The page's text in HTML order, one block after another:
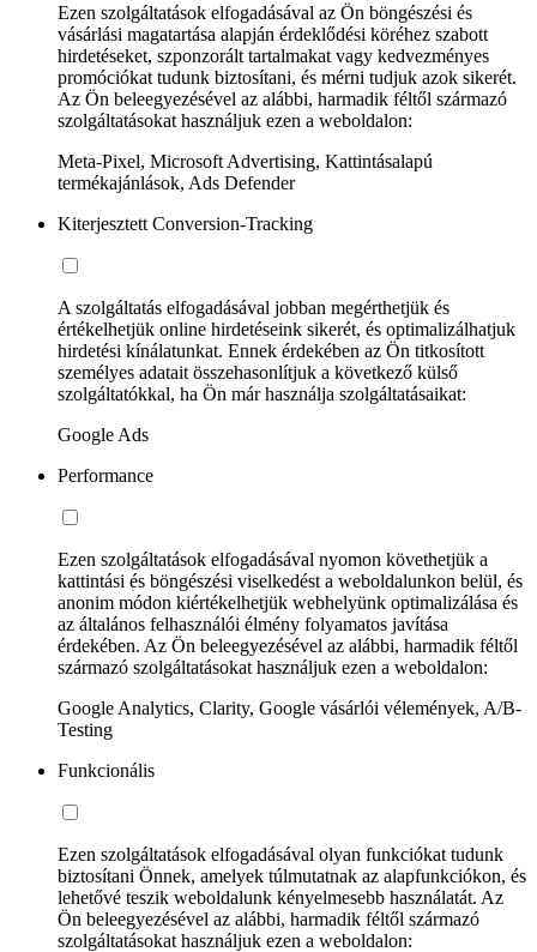
Ezen szolgáltatások elfogadásával az Ön böngészési és
vásárlási magatartása alapján érdeklődési köréhez szabott
hirdetéseket, szponzorált tartalmakat vagy kedvezményes
promóciókat tudunk biztosítani, és mérni tudjuk azok sikerét.
Az Ön beleegyezésével az alábbi, harmadik féltől származó
szolgáltatásokat használjuk ezen a weboldalon:
Meta-Pixel, Microsoft Advertising, Kattintásalapú
termékajánlások, Ads Defender
Kiterjesztett Conversion-Tracking
A szolgáltatás elfogadásával jobban megérthetjük és
értékelhetjük online hirdetéseink sikerét, és optimalizálhatjuk
hirdetési kínálatunkat. Ennek érdekében az Ön titkosított
személyes adatait összehasonlítjuk a következő külső
szolgáltatókkal, ha Ön már használja szolgáltatásaikat:
Google Ads
Performance
Ezen szolgáltatások elfogadásával nyomon követhetjük a
kattintási és böngészési viselkedést a weboldalunkon belül, és
anonim módon kiértékelhetjük webhelyünk optimalizálása és
az általános felhasználói élmény folyamatos javítása
érdekében. Az Ön beleegyezésével az alábbi, harmadik féltől
származó szolgáltatásokat használjuk ezen a weboldalon:
Google Analytics, Clarity, Google vásárlói vélemények, A/B-
Testing
Funkcionális
Ezen szolgáltatások elfogadásával olyan funkciókat tudunk
biztosítani Önnek, amelyek túlmutatnak az alapfunkciókon, és
lehetővé teszik weboldalunk kényelmesebb használatát. Az
Ön beleegyezésével az alábbi, harmadik féltől származó
szolgáltatásokat használjuk ezen a weboldalon: